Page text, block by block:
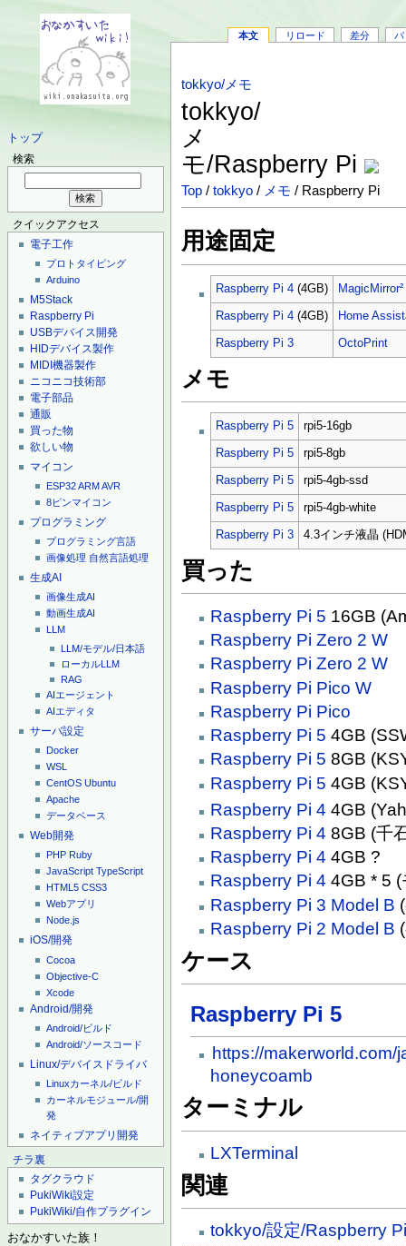
トップ
検索
クイックアクセス
電子工作
プロトタイピング
Arduino
M5Stack
Raspberry Pi
USBデバイス開発
HIDデバイス製作
MIDI機器製作
ニコニコ技術部
電子部品
通販
買った物
欲しい物
マイコン
ESP32ARMAVR
8ピンマイコン
プログラミング
プログラミング言語
画像処理 自然言語処理
生成AI
画像生成AI
動画生成AI
LLM
LLM/モデル/日本語
ローカルLLM
RAG
AIエージェント
AIエディタ
サーバ設定
Docker
WSL
CentOS Ubuntu
Apache
データベース
Web開発
PHP Ruby
JavaScript TypeScript
HTML5 CSS3
Webアプリ
Node.js
iOS/開発
Cocoa
Objective-C
Xcode
Android/開発
Android/ビルド
Android/ソースコード
Linux/デバイスドライバ
Linuxカーネル/ビルド
カーネルモジュール/開
発
ネイティブアプリ開発
チラ裏
タグクラウド
PukiWiki設定
PukiWiki/自作プラグイン
おなかすいた族！
本文 リロード 差分 バ
tokkyo/メモ
tokkyo/
メ
モ/Raspberry Pi
Top /tokkyo / メモ / Raspberry Pi
用途固定
Raspberry Pi 4 (4GB) MagicMirror²
Raspberry Pi 4 (4GB) Home
Raspberry Pi 3 OctoPrint
メモ
Raspberry Pi 5 rpi5-16gb
Raspberry Pi 5 rpi5-8gb
Raspberry Pi 5 rpi5-4gb-ssd
Raspberry Pi 5 rpi5-4gb-white
Raspberry Pi 3 4.3インチ液晶
買った
Raspberry Pi 5 16GB
Raspberry Pi Zero 2 W
Raspberry Pi Zero 2 W
Raspberry Pi Pico W
Raspberry Pi Pico
Raspberry Pi 5 4GB
Raspberry Pi 5 8GB
Raspberry Pi 5 4GB
Raspberry Pi 4 4GB
Raspberry Pi 4 8GB (千
Raspberry Pi 4 4GB ?
Raspberry Pi 4 4GB * 5
Raspberry Pi 3 Model B
Raspberry Pi 2 Model B
ケース
Raspberry Pi 5
https://makerworld.com/
honeycoamb
ターミナル
LXTerminal
関連
tokkyo/設定/Raspberry